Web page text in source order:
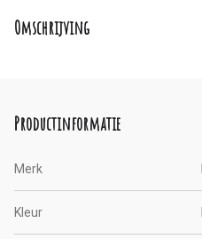
Omschrijving
Productinformatie
Merk
Kleur